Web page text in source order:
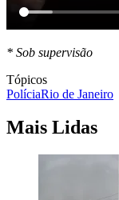
* Sob supervisão
Tópicos
PolíciaRio de Janeiro
Mais Lidas